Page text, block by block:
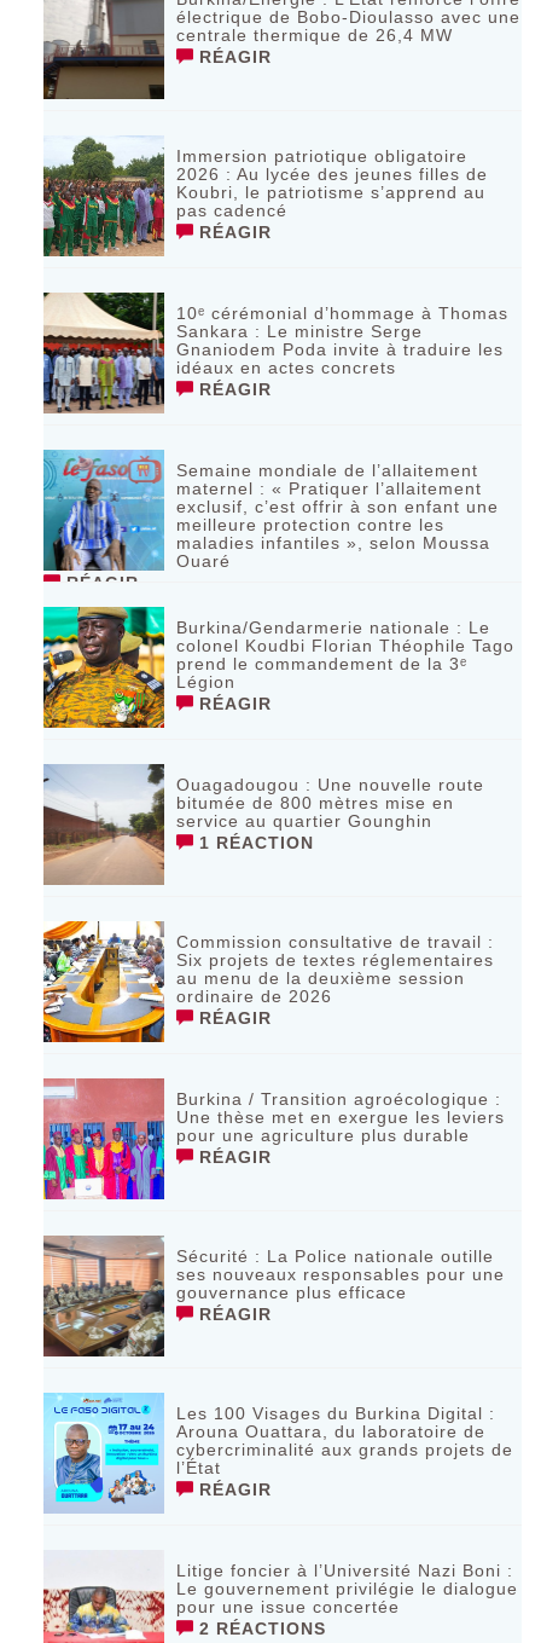
électrique de Bobo-Dioulasso avec une
centrale thermique de 26,4 MW
RÉAGIR
Immersion patriotique obligatoire
2026 : Au lycée des jeunes filles de
Koubri, le patriotisme s’apprend au
pas cadencé
RÉAGIR
10ᵉ cérémonial d’hommage à Thomas
Sankara : Le ministre Serge
Gnaniodem Poda invite à traduire les
idéaux en actes concrets
RÉAGIR
Semaine mondiale de l’allaitement
maternel : « Pratiquer l’allaitement
exclusif, c’est offrir à son enfant une
meilleure protection contre les
maladies infantiles », selon Moussa
Ouaré
RÉAGIR
Burkina/Gendarmerie nationale : Le
colonel Koudbi Florian Théophile Tago
prend le commandement de la 3ᵉ
Légion
RÉAGIR
Ouagadougou : Une nouvelle route
bitumée de 800 mètres mise en
service au quartier Gounghin
1 RÉACTION
Commission consultative de travail :
Six projets de textes réglementaires
au menu de la deuxième session
ordinaire de 2026
RÉAGIR
Burkina / Transition agroécologique :
Une thèse met en exergue les leviers
pour une agriculture plus durable
RÉAGIR
Sécurité : La Police nationale outille
ses nouveaux responsables pour une
gouvernance plus efficace
RÉAGIR
Les 100 Visages du Burkina Digital :
Arouna Ouattara, du laboratoire de
cybercriminalité aux grands projets de
l’État
RÉAGIR
Litige foncier à l’Université Nazi Boni :
Le gouvernement privilégie le dialogue
pour une issue concertée
2 RÉACTIONS